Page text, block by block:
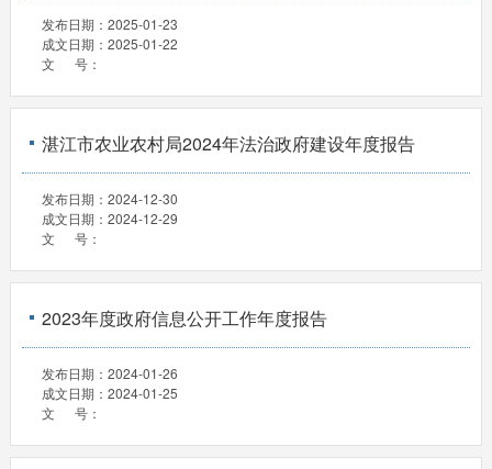
发布日期： 2025-01-23
成文日期： 2025-01-22
文 号：
湛江市农业农村局2024年法治政府建设年度报告
发布日期： 2024-12-30
成文日期： 2024-12-29
文 号：
2023年度政府信息公开工作年度报告
发布日期： 2024-01-26
成文日期： 2024-01-25
文 号：